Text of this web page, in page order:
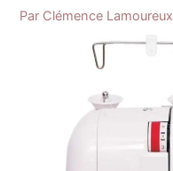
Par Clémence Lamoureux